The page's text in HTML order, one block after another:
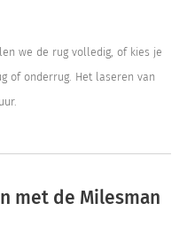
we de rug volledig, of kies je
of onderrug. Het laseren van
met de Milesman